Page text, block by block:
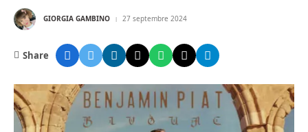
GIORGIA GAMBINO 27 septembre 2024
Share